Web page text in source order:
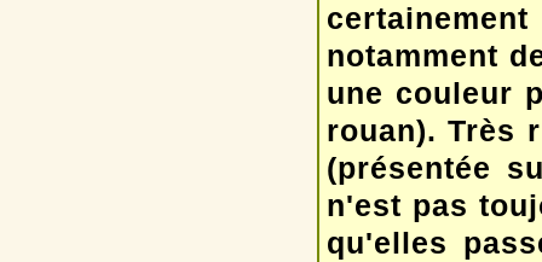
notamment
une couleur
rouan). Très
(présentée
n'est pas
qu'elles